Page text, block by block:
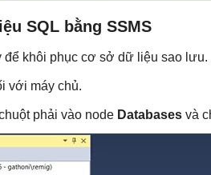
SQL bằng SSMS
khôi phục cơ sở dữ liệu sao lưu.
với máy chủ.
phải vào node Databases và